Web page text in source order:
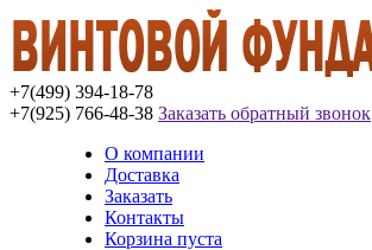
+7(499) 394-18-78
+7(925) 766-48-38 Заказать обратный звонок
О компании
Доставка
Заказать
Контакты
Корзина пуста